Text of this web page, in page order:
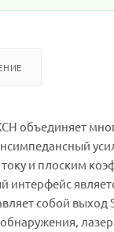
объединяет
и плоским
собой